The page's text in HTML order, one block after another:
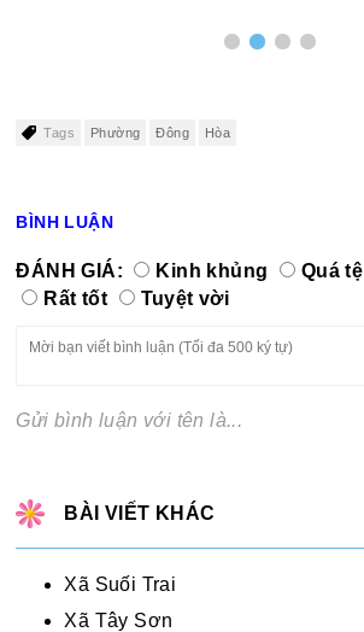
Tags Phường Đông Hòa
BÌNH LUẬN
ĐÁNH GIÁ: Kinh khủng Quá tệ
Rất tốt
Tuyệt vời
Gửi bình luận với tên là...
BÀI VIẾT KHÁC
Xã Suối Trai
Xã Tây Sơn